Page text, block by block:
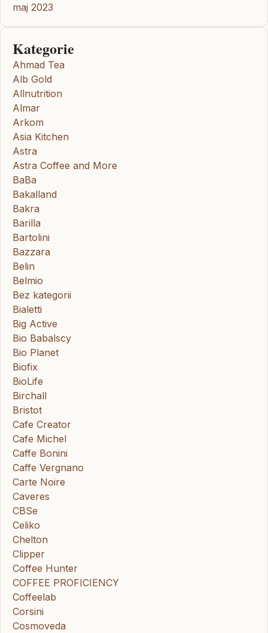
maj 2023
Kategorie
Ahmad Tea
Alb Gold
Allnutrition
Almar
Arkom
Asia Kitchen
Astra
Astra Coffee and More
BaBa
Bakalland
Bakra
Barilla
Bartolini
Bazzara
Belin
Belmio
Bez kategorii
Bialetti
Big Active
Bio Babalscy
Bio Planet
Biofix
BioLife
Birchall
Bristot
Cafe Creator
Cafe Michel
Caffe Bonini
Caffe Vergnano
Carte Noire
Caveres
CBSe
Celiko
Chelton
Clipper
Coffee Hunter
COFFEE PROFICIENCY
Coffeelab
Corsini
Cosmoveda